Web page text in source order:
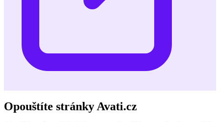
Opouštíte stránky Avati.cz